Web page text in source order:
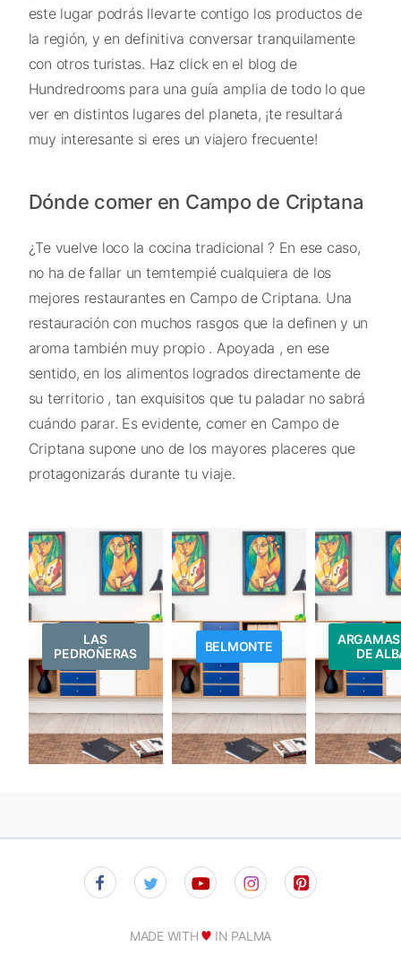
este lugar podrás llevarte contigo los productos de
la región, y en definitiva conversar tranquilamente
con otros turistas. Haz click en el blog de
Hundredrooms para una guía amplia de todo lo que
ver en distintos lugares del planeta, ¡te resultará
muy interesante si eres un viajero frecuente!
Dónde comer en Campo de Criptana
¿Te vuelve loco la cocina tradicional ? En ese caso,
no ha de fallar un temtempié cualquiera de los
mejores restaurantes en Campo de Criptana. Una
restauración con muchos rasgos que la definen y un
aroma también muy propio . Apoyada , en ese
sentido, en los alimentos logrados directamente de
su territorio , tan exquisitos que tu paladar no sabrá
cuándo parar. Es evidente, comer en Campo de
Criptana supone uno de los mayores placeres que
protagonizarás durante tu viaje.
LAS
PEDROÑERAS
BELMONTE
DE
MADE WITH IN PALMA